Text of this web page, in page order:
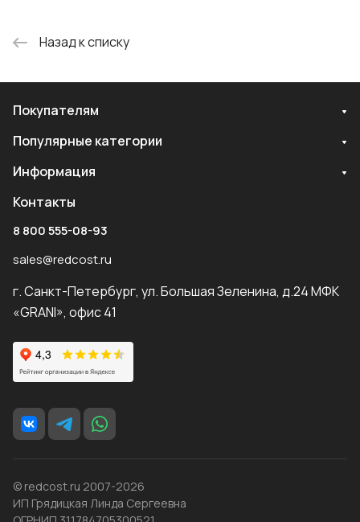
Назад к списку
Покупателям
Популярные категории
Информация
Контакты
8 800 555-08-93
sales@redcost.ru
г. Санкт-Петербург, ул. Большая Зеленина, д.24 МФК
«GRANI», офис 41
© redcost.ru 2007-2026
ИП Грядицкая Линда Сергеевна